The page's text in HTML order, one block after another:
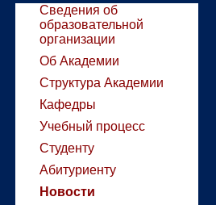
Сведения об
образовательной
организации
Об Академии
Структура Академии
Кафедры
Учебный процесс
Студенту
Абитуриенту
Новости